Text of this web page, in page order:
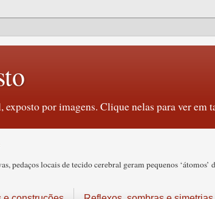
por imagens. Clique nelas para ver em
pedaços locais de tecido cerebral geram pequenos